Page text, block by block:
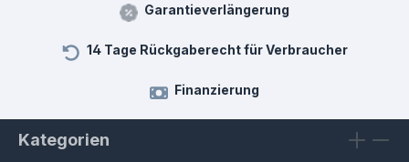
Garantieverlängerung
14 Tage Rückgaberecht für Verbraucher
Finanzierung
Kategorien